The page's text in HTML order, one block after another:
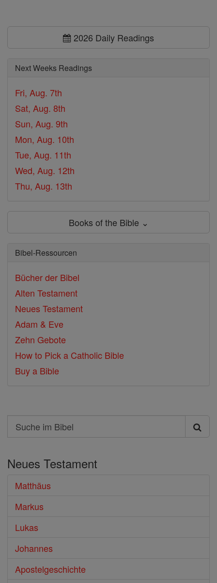
2026 Daily Readings
Next Weeks Readings
Fri, Aug. 7th
Sat, Aug. 8th
Sun, Aug. 9th
Mon, Aug. 10th
Tue, Aug. 11th
Wed, Aug. 12th
Thu, Aug. 13th
Books of the Bible ⌄
Bibel-Ressourcen
Bücher der Bibel
Alten Testament
Neues Testament
Adam & Eve
Zehn Gebote
How to Pick a Catholic Bible
Buy a Bible
Search
Suche
Bibel
Neues Testament
Matthäus
Markus
Lukas
Johannes
Apostelgeschichte